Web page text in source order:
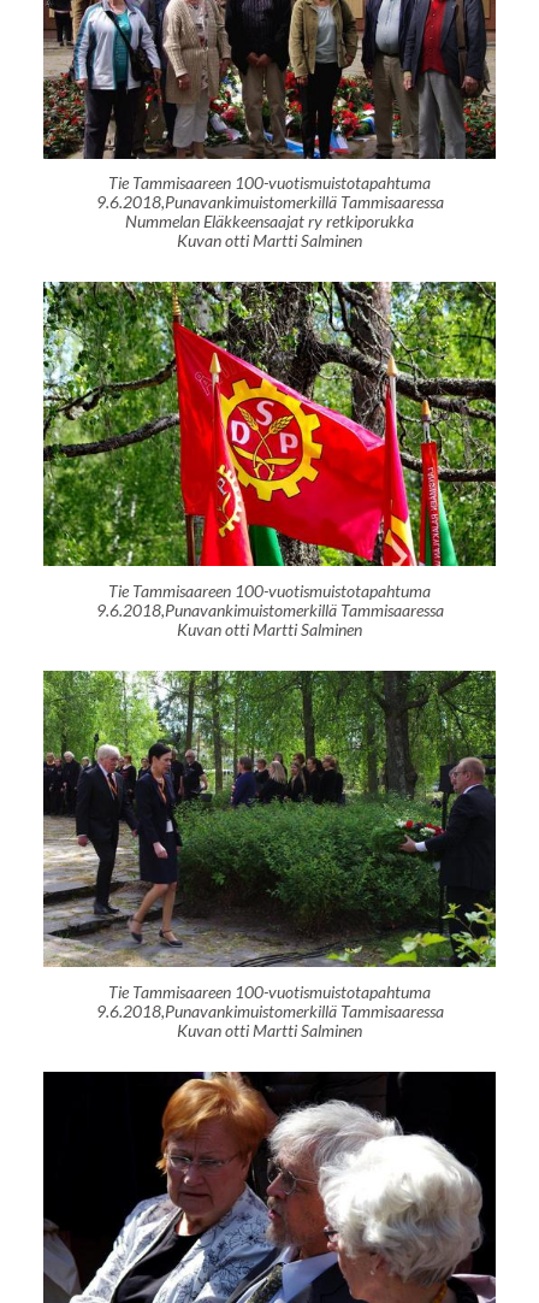
Tie Tammisaareen 100-vuotismuistotapahtuma
9.6.2018,Punavankimuistomerkillä Tammisaaressa
Nummelan Eläkkeensaajat ry retkiporukka
Kuvan otti Martti Salminen
Tie Tammisaareen 100-vuotismuistotapahtuma
9.6.2018,Punavankimuistomerkillä Tammisaaressa
Kuvan otti Martti Salminen
Tie Tammisaareen 100-vuotismuistotapahtuma
9.6.2018,Punavankimuistomerkillä Tammisaaressa
Kuvan otti Martti Salminen